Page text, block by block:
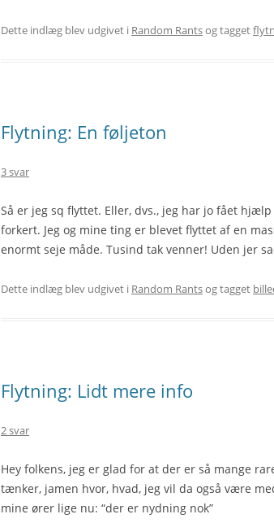
Dette indlæg blev udgivet i Random Rantsog tagget
Flytning: En føljeton
3 svar
Så er jeg sq flyttet. Eller, dvs., jeg har jo fået
forkert. Jeg og mine ting er blevet flyttet af en
enormt seje måde. Tusind tak venner! Uden jer
Dette indlæg blev udgivet i Random Rantsog tagget
Flytning: Lidt mere info
2 svar
Hey folkens, jeg er glad for at der er så mange
tænker, jamen hvor, hvad, jeg vil da også være
mine ører lige nu: “der er nydning nok”